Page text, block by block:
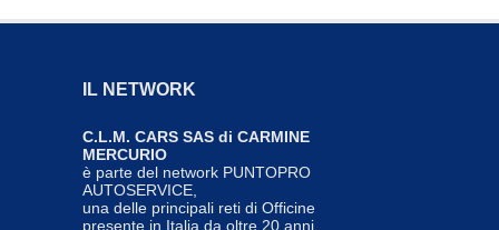
IL NETWORK
C.L.M. CARS SAS di CARMINE
MERCURIO
è parte del network PUNTOPRO
AUTOSERVICE,
una delle principali reti di Officine
presente in Italia da oltre 20 anni.